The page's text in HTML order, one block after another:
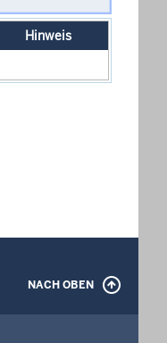
Hinweis
NACH OBEN